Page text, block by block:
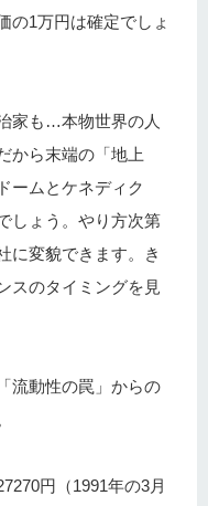
の1万円は確定でしょ
家も…本物世界の人
から末端の「地上
ームとケネディク
しょう。やり方次第
に変貌できます。き
スのタイミングを見
流動性の罠」からの
円（1991年の3月